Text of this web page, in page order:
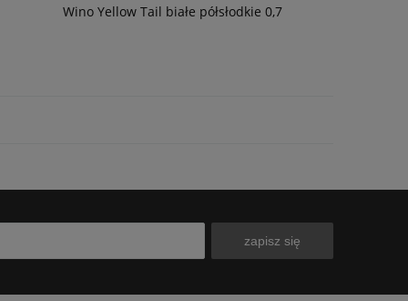
Wino Yellow Tail białe półsłodkie 0,7
zapisz się